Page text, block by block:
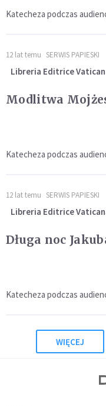
Katecheza podczas
12 lat temu SERWIS PAPIESKI
Libreria Editrice
Modlitwa
Katecheza podczas
12 lat temu SERWIS PAPIESKI
Libreria Editrice
Długa noc
Katecheza podczas
WIĘCEJ